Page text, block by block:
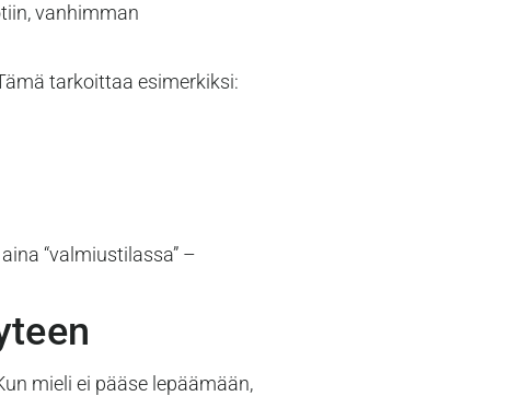
vanhimman
tarkoittaa esimerkiksi:
“valmiustilassa” –
mieli ei pääse lepäämään,